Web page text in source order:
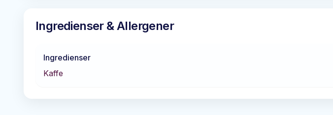
Ingredienser & Allergener
Ingredienser
Kaffe